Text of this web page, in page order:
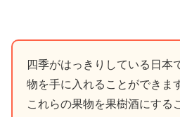
四季がはっきりしている日本
物を手に入れることができま
これらの果物を果樹酒にする